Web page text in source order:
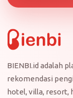
BIENBI.id adalah
rekomendasi
hotel, villa, resort,